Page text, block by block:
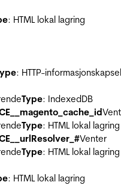
: HTML lokal lagring
: HTTP-informasjonskapsel
Type: IndexedDB
Type: HTML lokal lagring
Venter
Type: HTML lokal lagring
: HTML lokal lagring